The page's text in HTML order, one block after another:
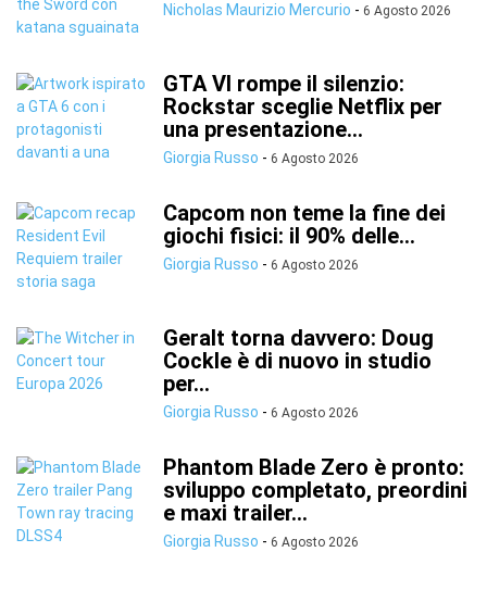
Nicholas Maurizio Mercurio - 6 Agosto 2026
GTA VI rompe il silenzio:
Rockstar sceglie Netflix per
una presentazione...
Giorgia Russo - 6 Agosto 2026
Capcom non teme la fine dei
giochi fisici: il 90% delle...
Giorgia Russo - 6 Agosto 2026
Geralt torna davvero: Doug
Cockle è di nuovo in studio
per...
Giorgia Russo - 6 Agosto 2026
Phantom Blade Zero è pronto:
sviluppo completato, preordini
e maxi trailer...
Giorgia Russo - 6 Agosto 2026